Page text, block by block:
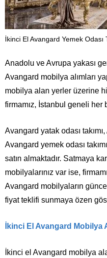
İkinci El Avangard Yemek Odası
Anadolu ve Avrupa yakası
Avangard mobilya alımları
mobilya alan yerler üzerine
firmamız, İstanbul geneli her
Avangard yatak odası
Avangard yemek odası
satın almaktadır. Satmaya
mobilyalarınız var ise,
Avangard mobilyaların
fiyat teklifi sunmaya özen
İkinci El Avangard Mobilya
İkinci el Avangard mobilya